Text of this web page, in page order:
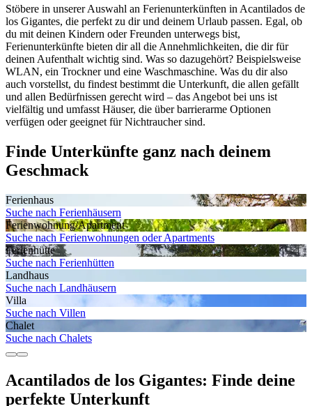
Stöbere in unserer Auswahl an Ferienunterkünften in Acantilados de
los Gigantes, die perfekt zu dir und deinem Urlaub passen. Egal, ob
du mit deinen Kindern oder Freunden unterwegs bist,
Ferienunterkünfte bieten dir all die Annehmlichkeiten, die dir für
deinen Aufenthalt wichtig sind. Was so dazugehört? Beispielsweise
WLAN, ein Trockner und eine Waschmaschine. Was du dir also
auch vorstellst, du findest bestimmt die Unterkunft, die allen gefällt
und allen Bedürfnissen gerecht wird – das Angebot bei uns ist
vielfältig und umfasst Häuser, die über barrierarme Optionen
verfügen oder geeignet für Nichtraucher sind.
Finde Unterkünfte ganz nach deinem
Geschmack
Ferienhaus
Suche nach Ferienhäusern
Ferienwohnung/Apartment
Suche nach Ferienwohnungen oder Apartments
Ferienhütte
Suche nach Ferienhütten
Landhaus
Suche nach Landhäusern
Villa
Suche nach Villen
Chalet
Suche nach Chalets
Acantilados de los Gigantes: Finde deine
perfekte Unterkunft